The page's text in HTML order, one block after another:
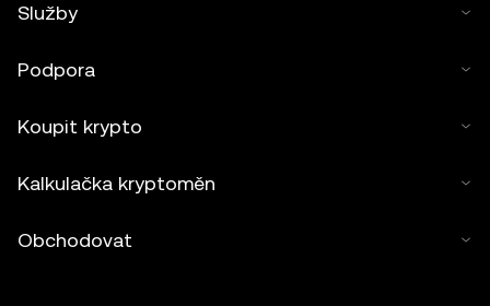
Služby
Podpora
Koupit krypto
Kalkulačka kryptoměn
Obchodovat